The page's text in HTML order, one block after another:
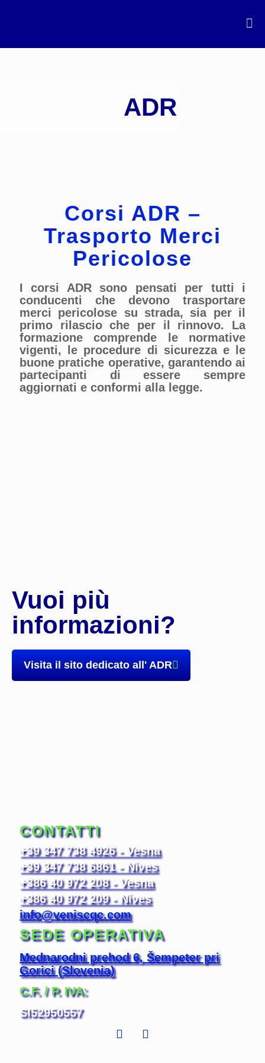
ADR
Corsi ADR –
Trasporto Merci
Pericolose
I corsi ADR sono pensati per tutti i
conducenti che devono trasportare
merci pericolose su strada, sia per il
primo rilascio che per il rinnovo. La
formazione comprende le normative
vigenti, le procedure di sicurezza e le
buone pratiche operative, garantendo ai
partecipanti di essere sempre
aggiornati e conformi alla legge.
Vuoi più
informazioni?
Visita il sito dedicato all' ADR
CONTATTI
+39 347 738 4926 - Vesna
+39 347 738 6861 - Nives
+386 40 972 208 - Vesna
+386 40 972 209 - Nives
info@veniscqc.com
SEDE OPERATIVA
Mednarodni prehod 6, Šempeter pri
Gorici(Slovenia)
C.F. / P. IVA:
SI52950557